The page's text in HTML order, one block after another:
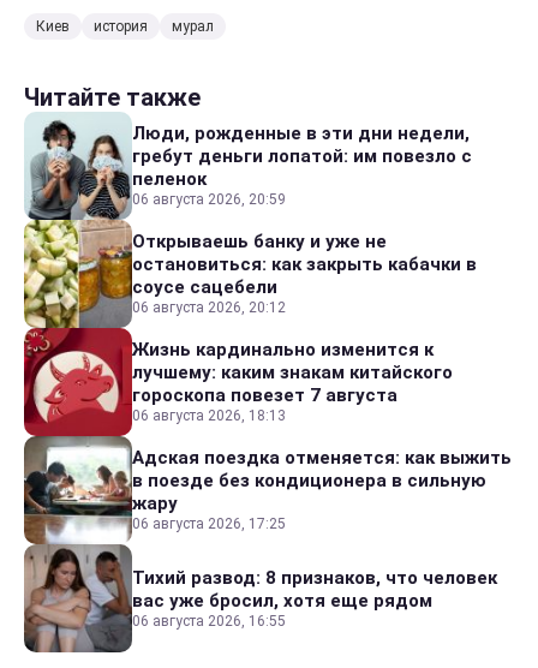
Киев история мурал
Читайте также
Люди, рожденные в эти дни недели,
гребут деньги лопатой: им повезло с
пеленок
06 августа 2026, 20:59
Открываешь банку и уже не
остановиться: как закрыть кабачки в
соусе сацебели
06 августа 2026, 20:12
Жизнь кардинально изменится к
лучшему: каким знакам китайского
гороскопа повезет 7 августа
06 августа 2026, 18:13
Адская поездка отменяется: как выжить
в поезде без кондиционера в сильную
жару
06 августа 2026, 17:25
Тихий развод: 8 признаков, что человек
вас уже бросил, хотя еще рядом
06 августа 2026, 16:55